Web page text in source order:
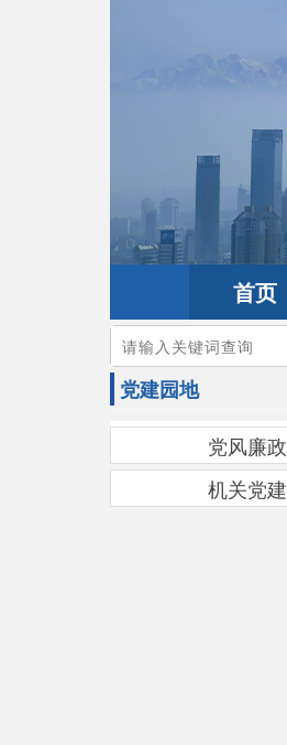
首页
您的当前位置：首页>党建园地
党建园地
党风廉政
机关党建